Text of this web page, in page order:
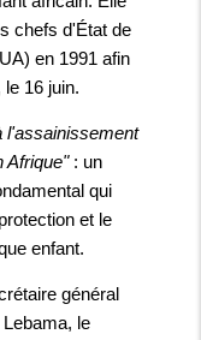
chefs d'État de
en 1991 afin
16 juin.
l'assainissement
Afrique": un
qui
et le
enfant.
général
le